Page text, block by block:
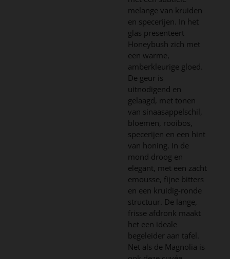
melange van kruiden
en specerijen. In het
glas presenteert
Honeybush zich met
een warme,
amberkleurige gloed.
De geur is
uitnodigend en
gelaagd, met tonen
van sinaasappelschil,
bloemen, rooibos,
specerijen en een hint
van honing. In de
mond droog en
elegant, met een zacht
emousse, fijne bitters
en een kruidig-ronde
structuur. De lange,
frisse afdronk maakt
het een ideale
begeleider aan tafel.
Net als de Magnolia is